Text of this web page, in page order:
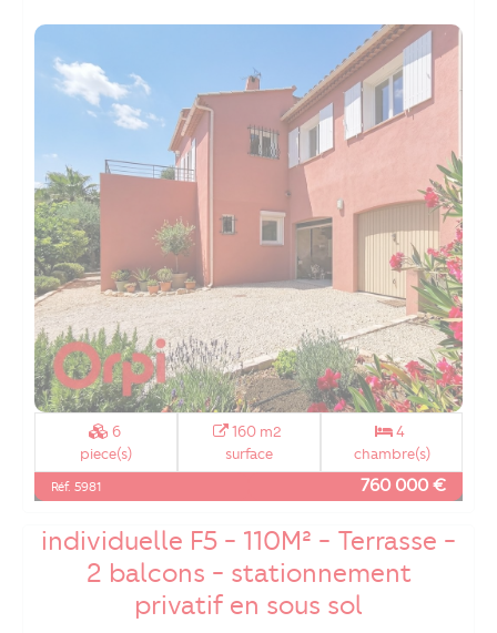
6
piece(s)
160 m2
surface
4
chambre(s)
Réf. 5981 760 000 €
EXCLUSIVITÉ - Maison de ville
individuelle F5 - 110M² - Terrasse -
2 balcons - stationnement
privatif en sous sol